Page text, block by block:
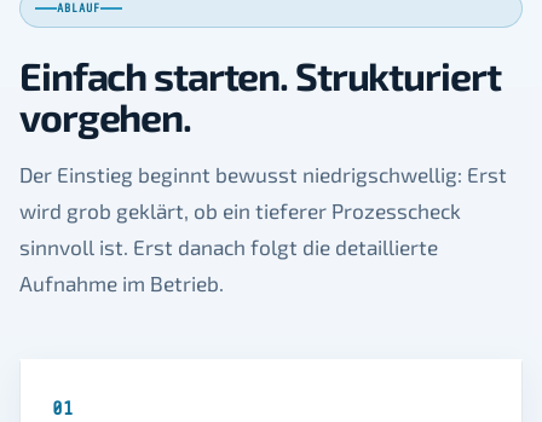
ABLAUF
Einfach starten. Strukturiert
vorgehen.
Der Einstieg beginnt bewusst niedrigschwellig: Erst
wird grob geklärt, ob ein tieferer Prozesscheck
sinnvoll ist. Erst danach folgt die detaillierte
Aufnahme im Betrieb.
01